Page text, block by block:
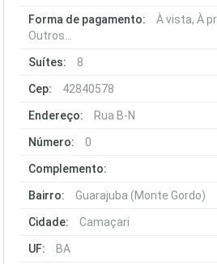
Forma de pagamento:
À vista, À
Outros...
Suítes: 8
Cep: 42840578
Endereço: Rua B-N
Número: 0
Complemento:
Bairro: Guarajuba (Monte Gordo)
Cidade: Camaçari
UF: BA